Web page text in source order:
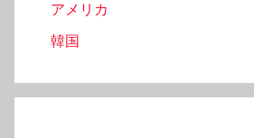
アメリカ
韓国